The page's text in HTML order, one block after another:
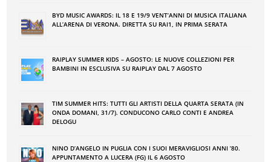
BYD MUSIC AWARDS: IL 18 E 19/9 VENT’ANNI DI MUSICA ITALIANA
ALL’ARENA DI VERONA. DIRETTA SU RAI1, IN PRIMA SERATA
RAIPLAY SUMMER KIDS – AGOSTO: LE NUOVE COLLEZIONI PER
BAMBINI IN ESCLUSIVA SU RAIPLAY DAL 7 AGOSTO
TIM SUMMER HITS: TUTTI GLI ARTISTI DELLA QUARTA SERATA (IN
ONDA DOMANI, 31/7). CONDUCONO CARLO CONTI E ANDREA
DELOGU
NINO DʼANGELO IN PUGLIA CON I SUOI MERAVIGLIOSI ANNI ʼ80.
APPUNTAMENTO A LUCERA (FG) IL 6 AGOSTO